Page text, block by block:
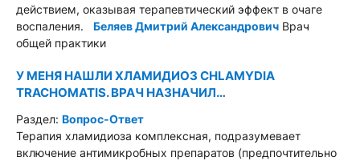
действием, оказывая терапевтический эффект в очаге
воспаления. Беляев Дмитрий Александрович Врач
общей практики
У МЕНЯ НАШЛИ ХЛАМИДИОЗ CHLAMYDIA
TRACHOMATIS. ВРАЧ НАЗНАЧИЛ…
Раздел: Вопрос-Ответ
Терапия хламидиоза комплексная, подразумевает
включение антимикробных препаратов (предпочтительно